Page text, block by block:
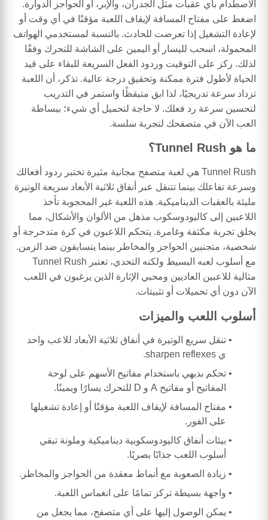
الاصطدام بأي عقبات مثل الجدران، والإبر، أو الحواجز الدوارة.
اضغط على مفتاح المسافة لإيقاف اللعبة مؤقتًا في أي وقت أو
لإعادة التشغيل إذا تعرضت للحادث. بالنسبة لمستخدمي الهواتف
المحمولة، اسحب لليسار أو اليمين على الشاشة للتحرك وفقًا
لذلك. ركز على التوقيت وردود الفعل السريعة للبقاء على قيد
الحياة لأطول فترة ممكنة وتحقيق درجة عالية. تذكر، أن اللعبة
تزداد سرعة تدريجيًا، لذا ابق متيقظًا واستمر في التدريب
لتحسين سرعة رد فعلك. لا حاجة لتحميل أي شيء؛ ببساطة
العب الآن في متصفحك لتجربة سلسة.
ما هو Tunnel Rush؟
Tunnel Rush هي لعبة متصفح مجانية مثيرة تختبر ردود أفعالك
وسرعة تفاعلك بينما تتنقل عبر أنفاق ثلاثية الأبعاد سريعة الوتيرة
مليئة بالعقبات الديناميكية. هذه اللعبة غير المحجوبة تأخذ
اللاعبين إلى كاليودوسكوب مذهل من الألوان والأشكال، مما
يخلق تجربة مكثفة وغامرة. يتحكم اللاعبون في كرة متدحرجة أو
شخصية، متجنبين الحواجز والمخاطر بينما يتسابقون ضد الزمن.
مع أسلوب لعبه البسيط ولكنه التحدي، تعتبر Tunnel Rush
مثالية للاعبين العاديين ومحبي الإثارة الذين يرغبون في اللعب
الآن دون أي تحميلات أو تثبيتات.
أسلوب اللعب والميزات
تنقل سريع الوتيرة في أنفاق ثلاثية الأبعاد للاعب واحد
ي sharpen reflexes.
تحكم بديهي باستخدام مفاتيح الأسهم على لوحة
المفاتيح أو مفاتيح A و D للتحرك يسارًا ويمينًا.
مفتاح المسافة لإيقاف اللعبة مؤقتًا أو إعادة تشغيلها
على الفور.
بيئات أنفاق كاليودوسكوبية ديناميكية وملونة تبقي
أسلوب اللعب جذابًا بصريًا.
زيادة الصعوبة مع أنماط معقدة من الحواجز والمخاطر.
واجهة بسيطة تركز تمامًا على انغماس اللعبة.
يمكن الوصول إليها على أي متصفح، مما يجعل من